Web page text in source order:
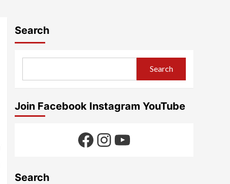
Search
Search
Join Facebook Instagram YouTube
Facebook
Instagram
YouTube
Search